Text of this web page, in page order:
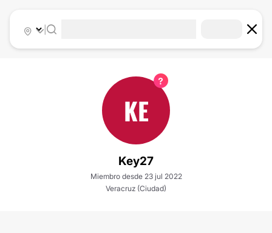
|
KE
Key27
Miembro desde 23 jul 2022
Veracruz (Ciudad)